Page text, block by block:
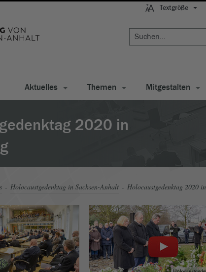
Textgröße
Aktuelles Themen Mitgestalten
2020 in
Holocaustgedenktag in Sachsen-Anhalt Holocaustgedenktag 2020